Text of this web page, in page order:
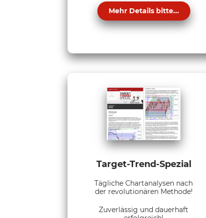
Mehr Details bitte...
Target-Trend-Spezial
Tägliche Chartanalysen nach
der revolutionären Methode!
Zuverlässig und dauerhaft